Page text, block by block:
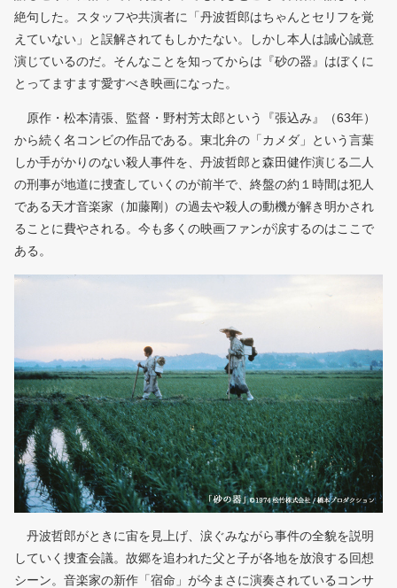
絶句した。スタッフや共演者に「丹波哲郎はちゃんとセリフを覚
えていない」と誤解されてもしかたない。しかし本人は誠心誠意
演じているのだ。そんなことを知ってからは『砂の器』はぼくに
とってますます愛すべき映画になった。
原作・松本清張、監督・野村芳太郎という『張込み』（63年）
から続く名コンビの作品である。東北弁の「カメダ」という言葉
しか手がかりのない殺人事件を、丹波哲郎と森田健作演じる二人
の刑事が地道に捜査していくのが前半で、終盤の約１時間は犯人
である天才音楽家（加藤剛）の過去や殺人の動機が解き明かされ
ることに費やされる。今も多くの映画ファンが涙するのはここで
ある。
丹波哲郎がときに宙を見上げ、涙ぐみながら事件の全貌を説明
していく捜査会議。故郷を追われた父と子が各地を放浪する回想
シーン。音楽家の新作「宿命」が今まさに演奏されているコンサ